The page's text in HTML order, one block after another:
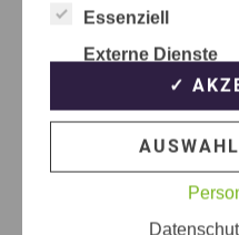
Essenziell
Externe Dienste
✓